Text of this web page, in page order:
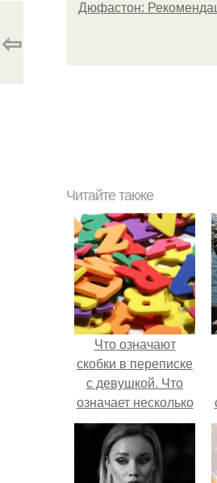
Дюфастон:
⇦
Читайте также
Что означают
скобки в переписке
с девушкой. Что
означает несколько
полукруглых
скобочек в конце
предложения?